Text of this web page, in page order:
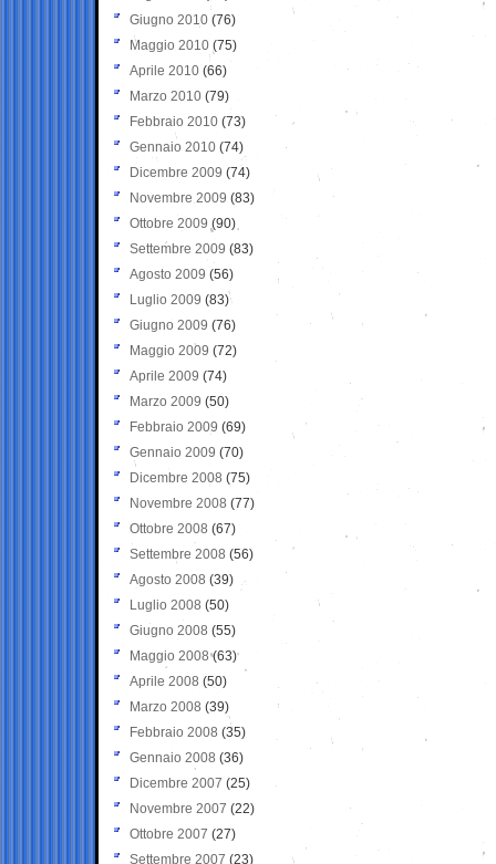
Giugno 2010 (76)
Maggio 2010 (75)
Aprile 2010 (66)
Marzo 2010 (79)
Febbraio 2010 (73)
Gennaio 2010 (74)
Dicembre 2009 (74)
Novembre 2009 (83)
Ottobre 2009 (90)
Settembre 2009 (83)
Agosto 2009 (56)
Luglio 2009 (83)
Giugno 2009 (76)
Maggio 2009 (72)
Aprile 2009 (74)
Marzo 2009 (50)
Febbraio 2009 (69)
Gennaio 2009 (70)
Dicembre 2008 (75)
Novembre 2008 (77)
Ottobre 2008 (67)
Settembre 2008 (56)
Agosto 2008 (39)
Luglio 2008 (50)
Giugno 2008 (55)
Maggio 2008(63)
Aprile 2008 (50)
Marzo 2008 (39)
Febbraio 2008 (35)
Gennaio 2008 (36)
Dicembre 2007 (25)
Novembre 2007 (22)
Ottobre 2007 (27)
Settembre 2007 (23)